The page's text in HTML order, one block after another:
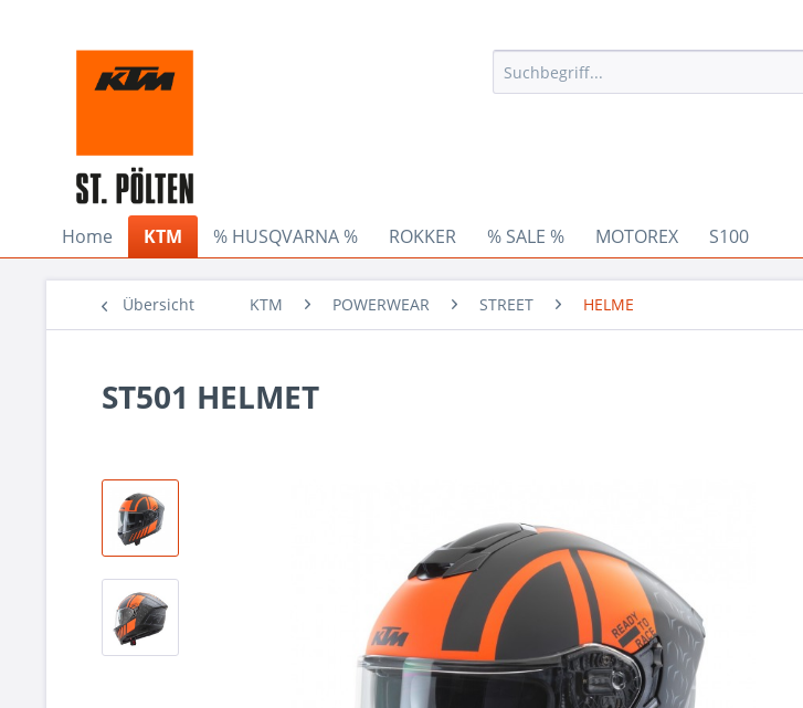
Home KTM % HUSQVARNA % ROKKER % SALE % MOTOREX S100
Übersicht KTM POWERWEAR STREET HELME
ST501 HELMET